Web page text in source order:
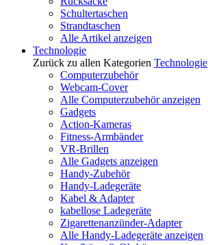
Schultertaschen
Strandtaschen
Alle Artikel anzeigen
Technologie
Zurück zu allen Kategorien Technologie
Computerzubehör
Webcam-Cover
Alle Computerzubehör anzeigen
Gadgets
Action-Kameras
Fitness-Armbänder
VR-Brillen
Alle Gadgets anzeigen
Handy-Zubehör
Handy-Ladegeräte
Kabel & Adapter
kabellose Ladegeräte
Zigarettenanzünder-Adapter
Alle Handy-Ladegeräte anzeigen